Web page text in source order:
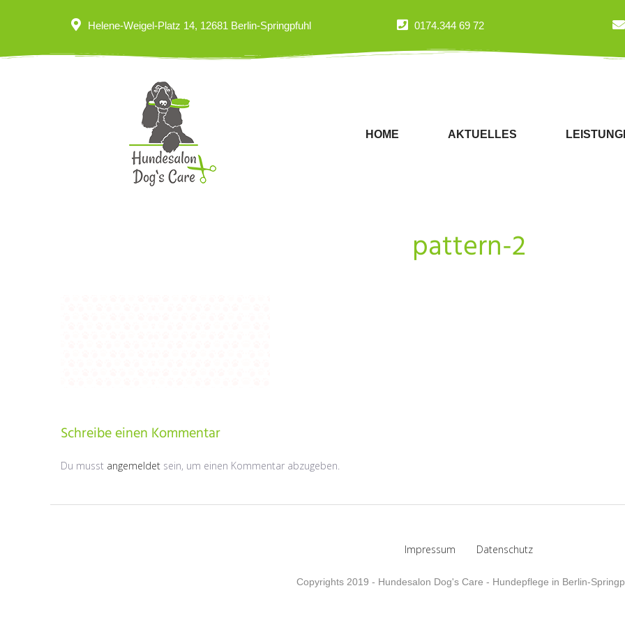
Helene-Weigel-Platz 14, 12681 Berlin-Springpfuhl 0174.344 69 72
HOME AKTUELLES
pattern-2
Schreibe einen Kommentar
Du musst angemeldet sein, um einen Kommentar abzugeben.
Impressum Datenschutz
Copyrights 2019 - Hundesalon Dog's Care - Hundepflege in Berlin-